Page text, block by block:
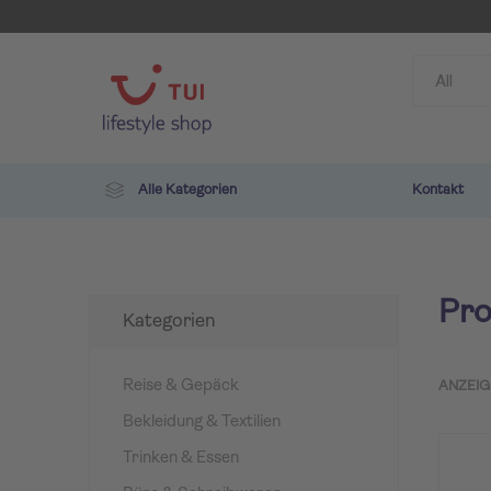
Alle Kategorien Kontakt
Kategorien
Reise & Gepäck
Bekleidung & Textilien
Trinken & Essen